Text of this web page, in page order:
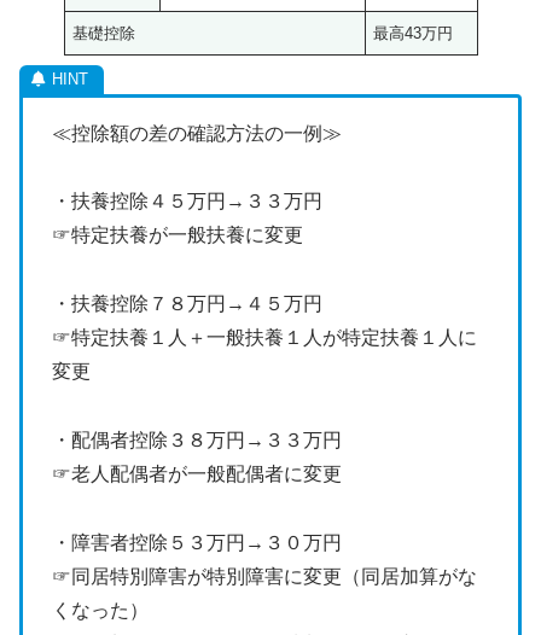
基礎控除 最高43万円
≪控除額の差の確認方法の一例≫
・扶養控除４５万円→３３万円
☞特定扶養が一般扶養に変更
・扶養控除７８万円→４５万円
☞特定扶養１人＋一般扶養１人が特定扶養１人に
変更
・配偶者控除３８万円→３３万円
☞老人配偶者が一般配偶者に変更
・障害者控除５３万円→３０万円
☞同居特別障害が特別障害に変更（同居加算がな
くなった）